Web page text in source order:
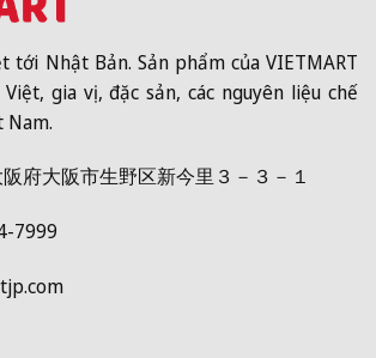
tới Nhật Bản. Sản phẩm của VIETMART
gia vị, đặc sản, các nguyên liệu chế
Nam.
府大阪市生野区新今里３－３－１
7999